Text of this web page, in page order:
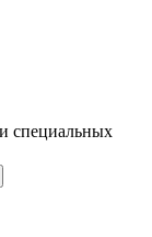
специальных